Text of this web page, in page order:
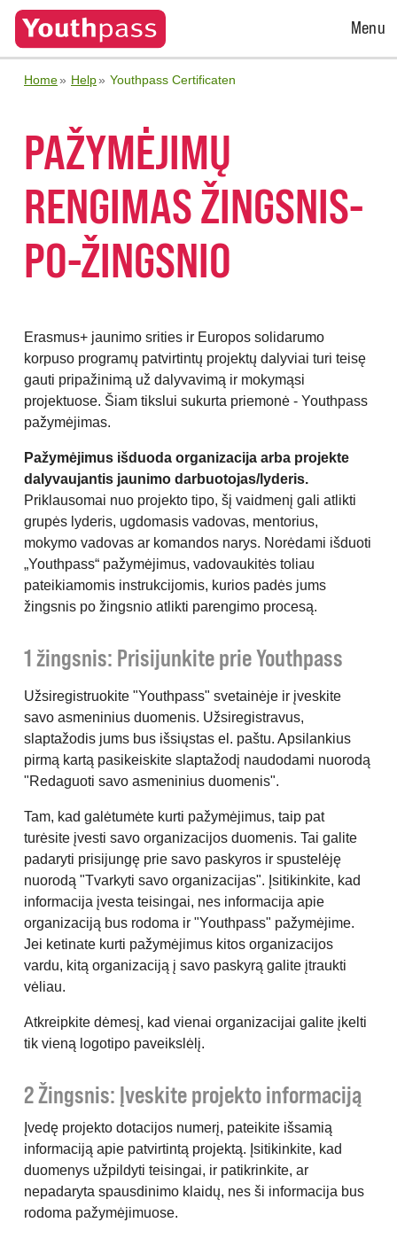
Open
Menu
Home Help Youthpass Certificaten
PAŽYMĖJIMŲ
RENGIMAS ŽINGSNIS-
PO-ŽINGSNIO
Erasmus+ jaunimo srities ir Europos solidarumo
korpuso programų patvirtintų projektų dalyviai turi teisę
gauti pripažinimą už dalyvavimą ir mokymąsi
projektuose. Šiam tikslui sukurta priemonė - Youthpass
pažymėjimas.
Pažymėjimus išduoda organizacija arba projekte
dalyvaujantis jaunimo darbuotojas/lyderis.
Priklausomai nuo projekto tipo, šį vaidmenį gali atlikti
grupės lyderis, ugdomasis vadovas, mentorius,
mokymo vadovas ar komandos narys. Norėdami išduoti
„Youthpass“ pažymėjimus, vadovaukitės toliau
pateikiamomis instrukcijomis, kurios padės jums
žingsnis po žingsnio atlikti parengimo procesą.
1 žingsnis: Prisijunkite prie Youthpass
Užsiregistruokite "Youthpass" svetainėje ir įveskite
savo asmeninius duomenis. Užsiregistravus,
slaptažodis jums bus išsiųstas el. paštu. Apsilankius
pirmą kartą pasikeiskite slaptažodį naudodami nuorodą
"Redaguoti savo asmeninius duomenis".
Tam, kad galėtumėte kurti pažymėjimus, taip pat
turėsite įvesti savo organizacijos duomenis. Tai galite
padaryti prisijungę prie savo paskyros ir spustelėję
nuorodą "Tvarkyti savo organizacijas". Įsitikinkite, kad
informacija įvesta teisingai, nes informacija apie
organizaciją bus rodoma ir "Youthpass" pažymėjime.
Jei ketinate kurti pažymėjimus kitos organizacijos
vardu, kitą organizaciją į savo paskyrą galite įtraukti
vėliau.
Atkreipkite dėmesį, kad vienai organizacijai galite įkelti
tik vieną logotipo paveikslėlį.
2 Žingsnis: Įveskite projekto informaciją
Įvedę projekto dotacijos numerį, pateikite išsamią
informaciją apie patvirtintą projektą. Įsitikinkite, kad
duomenys užpildyti teisingai, ir patikrinkite, ar
nepadaryta spausdinimo klaidų, nes ši informacija bus
rodoma pažymėjimuose.